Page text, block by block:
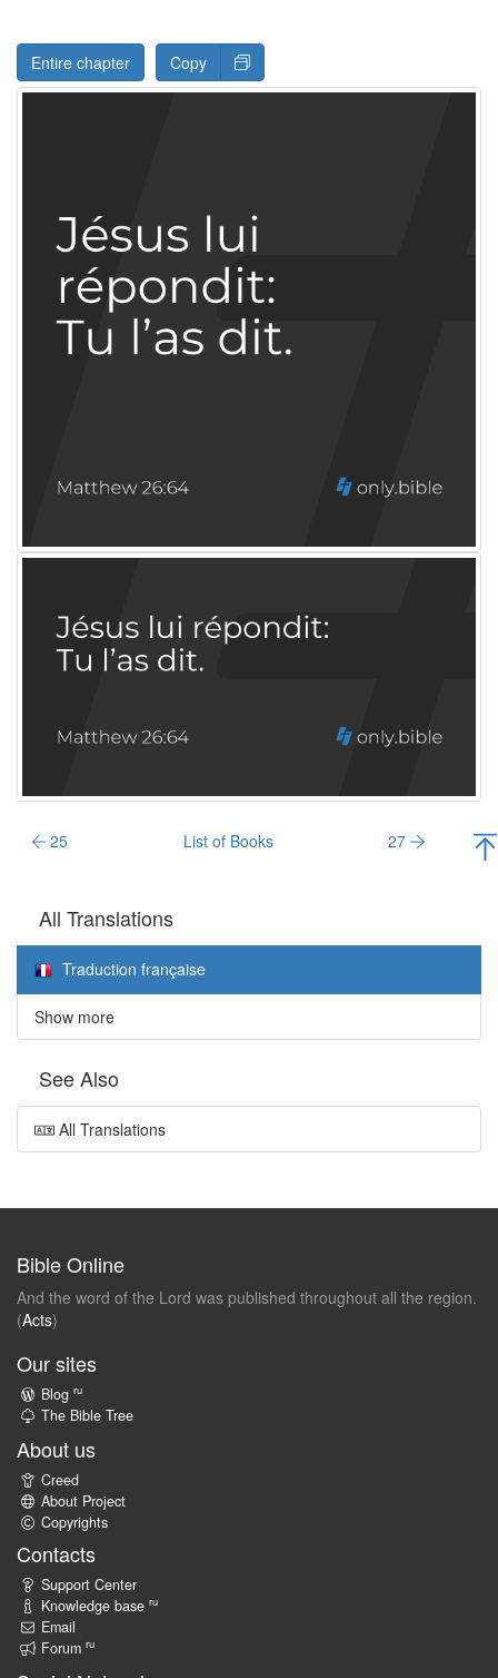
Entire chapter Copy
25 List of Books 27
All Translations
Traduction française
Show more
See Also
All Translations
Bible Online
And the word of the Lord was published throughout all the region.
(Acts)
Our sites
Blog ru
The Bible Tree
About us
Creed
About Project
Copyrights
Contacts
Support Center
Knowledge base ru
Email
Forum ru